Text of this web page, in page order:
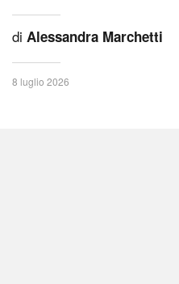
di Alessandra Marchetti
8 luglio 2026